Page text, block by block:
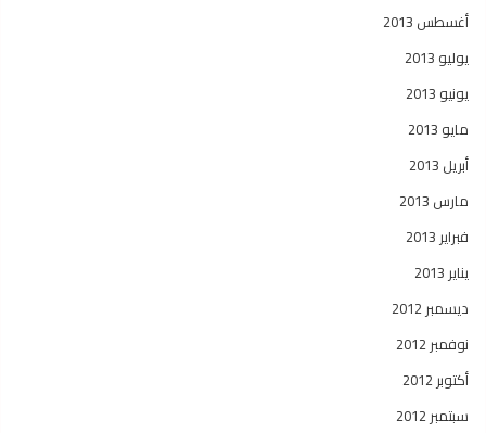
أغسطس 2013
يوليو 2013
يونيو 2013
مايو 2013
أبريل 2013
مارس 2013
فبراير 2013
يناير 2013
ديسمبر 2012
نوفمبر 2012
أكتوبر 2012
سبتمبر 2012